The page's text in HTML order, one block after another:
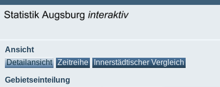
Ansicht
Detailansicht
Zeitreihe Innerstädtischer Vergleich
Gebietseinteilung